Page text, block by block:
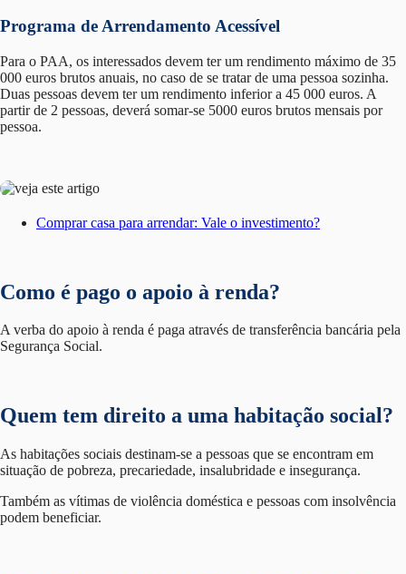
Programa de Arrendamento Acessível
Para o PAA, os interessados devem ter um rendimento máximo de 35
000 euros brutos anuais, no caso de se tratar de uma pessoa sozinha.
Duas pessoas devem ter um rendimento inferior a 45 000 euros. A
partir de 2 pessoas, deverá somar-se 5000 euros brutos mensais por
pessoa.
Comprar casa para arrendar: Vale o investimento?
Como é pago o apoio à renda?
A verba do apoio à renda é paga através de transferência bancária pela
Segurança Social.
Quem tem direito a uma habitação social?
As habitações sociais destinam-se a pessoas que se encontram em
situação de pobreza, precariedade, insalubridade e insegurança.
Também as vítimas de violência doméstica e pessoas com insolvência
podem beneficiar.